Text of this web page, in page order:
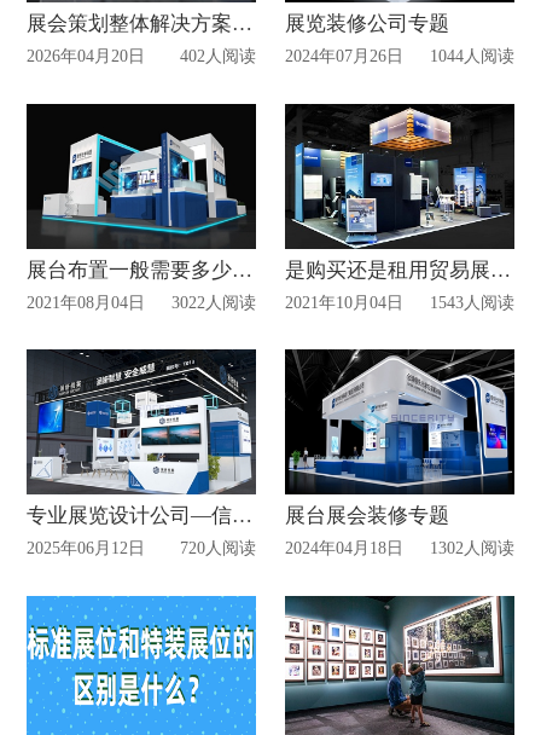
展会策划整体解决方案，让参展省心、省力更省钱
2026年04月20日 402人阅读
展览装修公司专题
2024年07月26日 1044人阅读
展台布置一般需要多少费用？
2021年08月04日 3022人阅读
是购买还是租用贸易展台？
2021年10月04日 1543人阅读
专业展览设计公司—信可威
2025年06月12日 720人阅读
展台展会装修专题
2024年04月18日 1302人阅读